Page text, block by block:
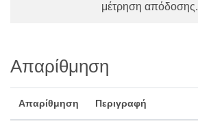
μέτρηση απόδοσης.
Απαρίθμηση
Απαρίθμηση Περιγραφή